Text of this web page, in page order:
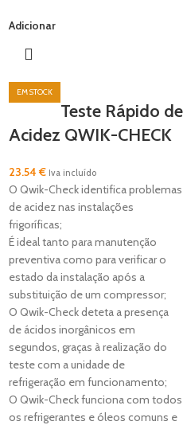
Adicionar
Teste Rápido de
Acidez QWIK-CHECK
23.54€ Iva incluído
O Qwik-Check identifica problemas
de acidez nas instalações
frigoríficas;
É ideal tanto para manutenção
preventiva como para verificar o
estado da instalação após a
substituição de um compressor;
O Qwik-Check deteta a presença
de ácidos inorgânicos em
segundos, graças à realização do
teste com a unidade de
refrigeração em funcionamento;
O Qwik-Check funciona com todos
os refrigerantes e óleos comuns e